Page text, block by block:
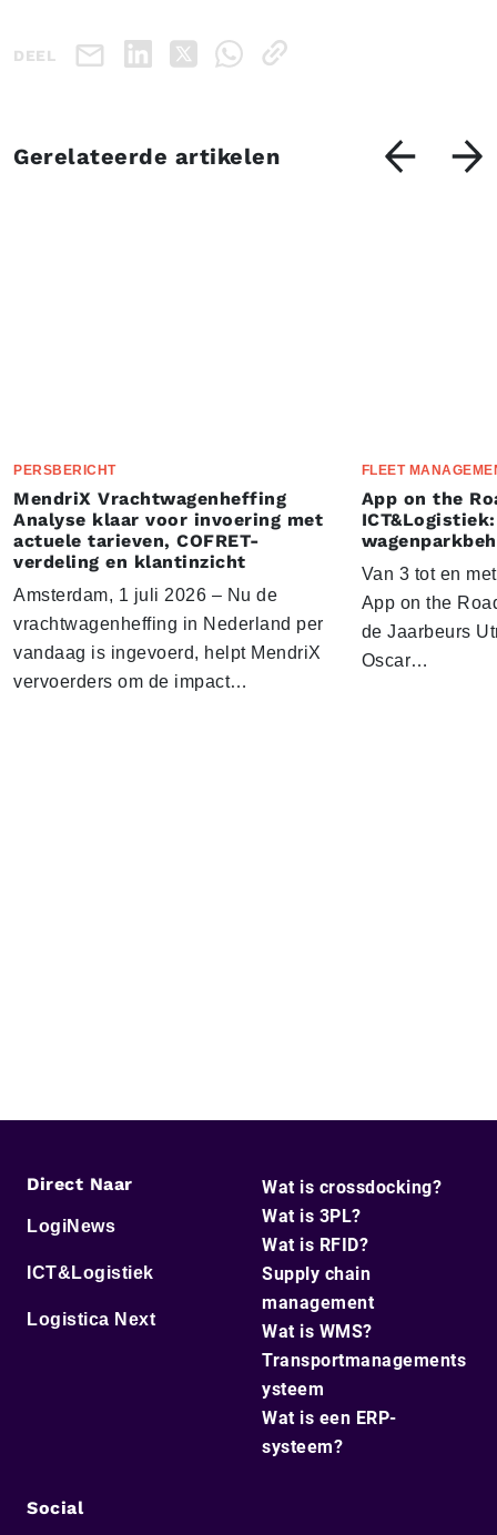
DEEL
Gerelateerde artikelen
PERSBERICHT
MendriX Vrachtwagenheffing
Analyse klaar voor invoering met
actuele tarieven, COFRET-
verdeling en klantinzicht
Amsterdam, 1 juli 2026 – Nu de
vrachtwagenheffing in Nederland per
vandaag is ingevoerd, helpt MendriX
vervoerders om de impact…
FLEET
App on the
Van 3 tot en
App on the
de Jaarbeurs
Oscar…
Direct Naar
LogiNews
ICT&Logistiek
Logistica Next
Wat is crossdocking?
Wat is 3PL?
Wat is RFID?
Supply chain
management
Wat is WMS?
Transportmanagements
ysteem
Wat is een ERP-
systeem?
Social